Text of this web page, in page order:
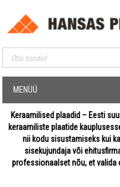
MENÜÜ
Keraamilised plaadid – Eesti
keraamiliste plaatide
nii kodu sisustamiseks kui
sisekujundaja või
professionaalset nõu, et valida